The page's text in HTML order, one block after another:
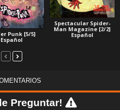
Punk [5/5]
Español
Spectacular Spider-
Man Magazine [2/2]
Español
Preguntar!